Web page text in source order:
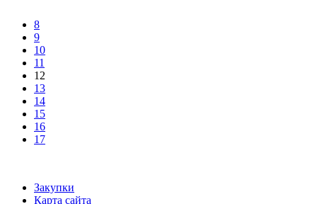
8
9
10
11
12
13
14
15
16
17
Закупки
Карта сайта